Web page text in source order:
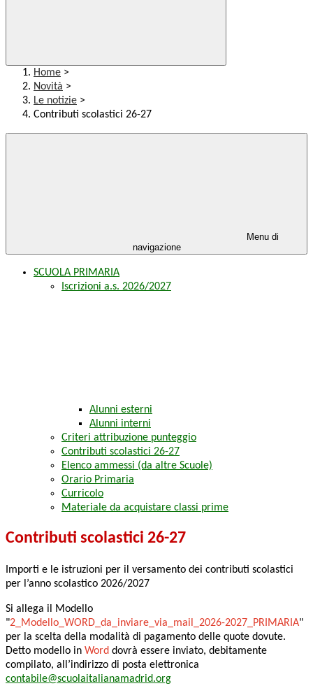
Home >
Novità >
Le notizie >
Contributi scolastici 26-27
Menu di
navigazione
SCUOLA PRIMARIA
Iscrizioni a.s. 2026/2027
Alunni esterni
Alunni interni
Criteri attribuzione punteggio
Contributi scolastici 26-27
Elenco ammessi (da altre Scuole)
Orario Primaria
Curricolo
Materiale da acquistare classi prime
Contributi scolastici 26-27
Importi e le istruzioni per il versamento dei contributi scolastici
per l’anno scolastico 2026/2027
Si allega il Modello
"2_Modello_WORD_da_inviare_via_mail_2026-2027_PRIMARIA"
per la scelta della modalità di pagamento delle quote dovute.
Detto modello in Word dovrà essere inviato, debitamente
compilato, all’indirizzo di posta elettronica
contabile@scuolaitalianamadrid.org